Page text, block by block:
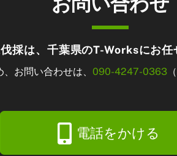
採は、千葉県のT-Worksにお任
お問い合わせは、 090-4247-0363
電話をかける